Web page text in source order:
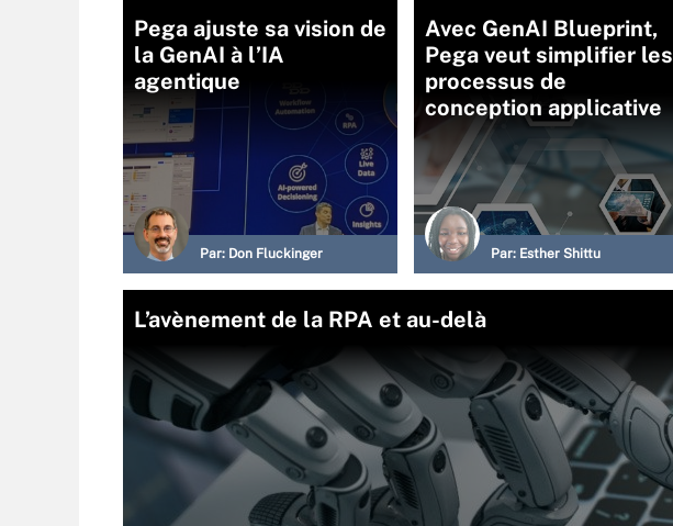
Pega ajuste sa vision de
la GenAI à l’IA
agentique
Par: Don Fluckinger
Avec GenAI Blueprint,
Pega veut simplifier les
processus de
conception applicative
Par: Esther Shittu
L’avènement de la RPA et au-delà